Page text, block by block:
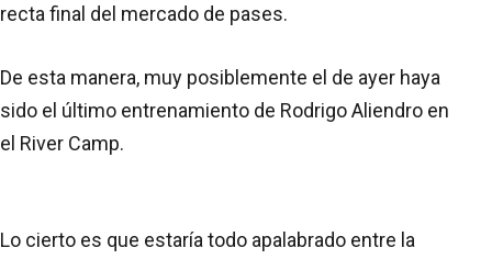
recta final del mercado de pases.
De esta manera, muy posiblemente el de ayer haya
sido el último entrenamiento de Rodrigo Aliendro en
el River Camp.
Lo cierto es que estaría todo apalabrado entre la